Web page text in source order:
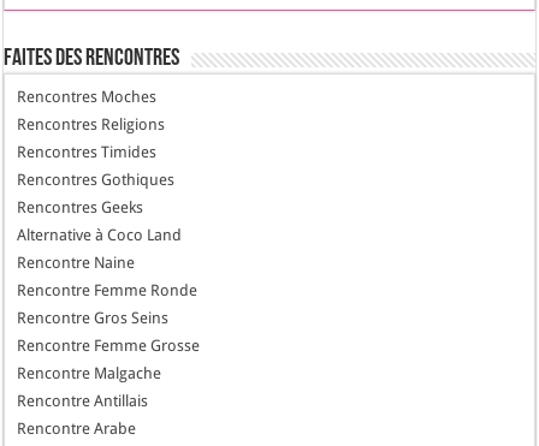
Faites des Rencontres
Rencontres Moches
Rencontres Religions
Rencontres Timides
Rencontres Gothiques
Rencontres Geeks
Alternative à Coco Land
Rencontre Naine
Rencontre Femme Ronde
Rencontre Gros Seins
Rencontre Femme Grosse
Rencontre Malgache
Rencontre Antillais
Rencontre Arabe